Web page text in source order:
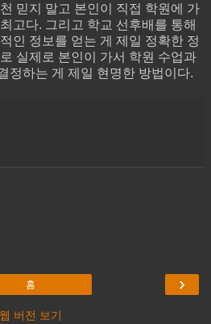
믿지 말고 본인이 직접 학원에 가
고다. 그리고 학교 선후배를 통해
인 정보를 얻는 게 제일 정확한 정
실제로 본인이 가서 학원 수업과
정하는 게 제일 현명한 방법이다.
›
홈
웹 버전 보기